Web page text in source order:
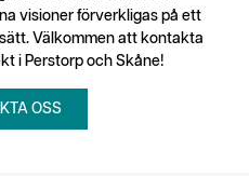
visioner förverkligas på ett
Välkommen att kontakta
i Perstorp och Skåne!
OSS